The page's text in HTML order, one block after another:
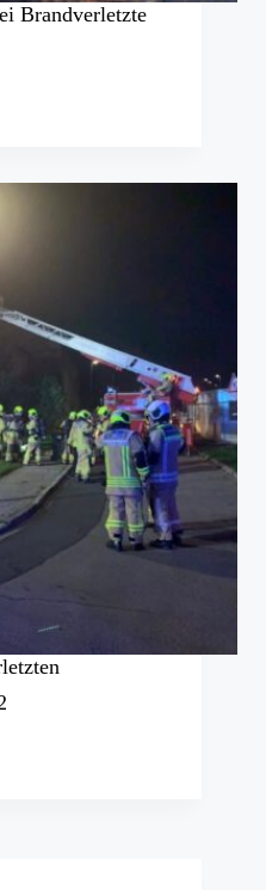
Brandverletzte